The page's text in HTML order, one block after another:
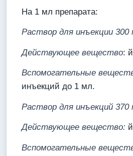
На 1 мл препарата:
Раствор для инъекции 300
Действующее вещество:
Вспомогательные
инъекций до 1 мл.
Раствор для инъекций 370
Действующее вещество:
Вспомогательные